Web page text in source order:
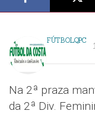
FÚTBOLQPC
Na 2ª praza
da 2ª Div.